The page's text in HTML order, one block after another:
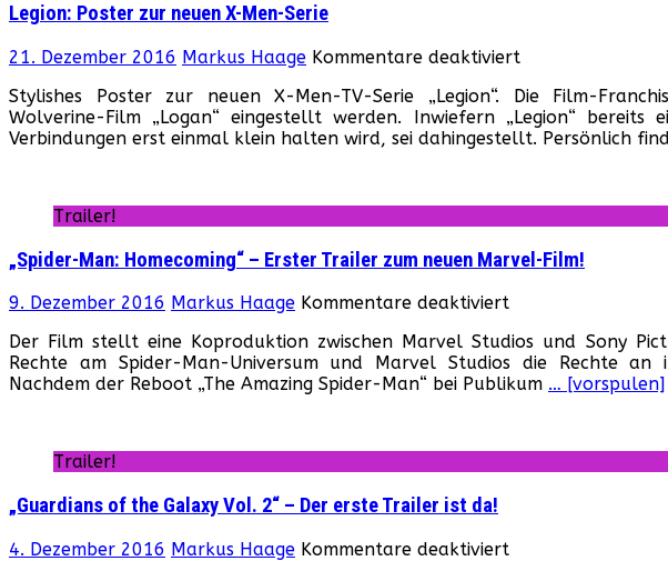
Legion: Poster zur neuen X-Men-Serie
21. Dezember 2016 Markus Haage Kommentare deaktiviertfür
Poster
zur
neuen
Serie
Stylishes Poster zur neuen X-Men-TV-Serie „Legion“. Die Film-
Wolverine-Film „Logan“ eingestellt werden. Inwiefern „Legion“ bereits
Verbindungen erst einmal klein halten wird, sei dahingestellt. Persönlich
Trailer!
„Spider-Man: Homecoming“ – Erster Trailer zum neuen Marvel-Film!
9. Dezember 2016 Markus Haage Kommentare deaktiviertfür
Man:
Homecoming“
–
zum
neuen
Der Film stellt eine Koproduktion zwischen Marvel Studios und Sony
Rechte am Spider-Man-Universum und Marvel Studios die Rechte an
Nachdem der Reboot „The Amazing Spider-Man“ bei Publikum … [vorspulen]
Trailer!
„Guardians of the Galaxy Vol. 2“ – Der erste Trailer ist da!
4. Dezember 2016 Markus Haage Kommentare deaktiviert